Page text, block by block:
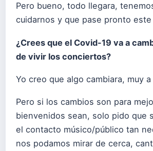
Pero bueno, todo llegara,
cuidarnos y que pase pronto este
¿Crees que el Covid-19 va a
de vivir los conciertos?
Yo creo que algo cambiara, muy a
Pero si los cambios son para
bienvenidos sean, solo pido que
el contacto músico/público tan
nos podamos mirar de cerca,